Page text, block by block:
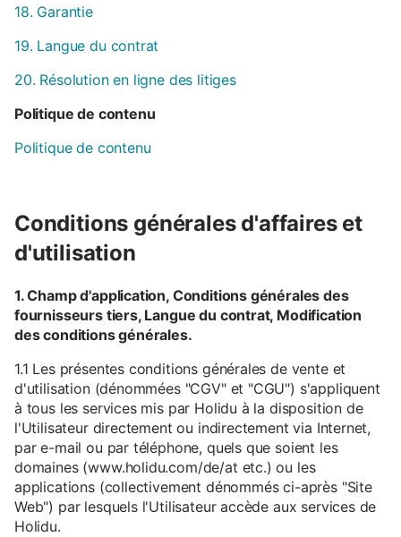
18. Garantie
19. Langue du contrat
20. Résolution en ligne des litiges
Politique de contenu
Politique de contenu
Conditions générales d'affaires et
d'utilisation
1. Champ d'application, Conditions générales des
fournisseurs tiers, Langue du contrat, Modification
des conditions générales.
1.1 Les présentes conditions générales de vente et
d'utilisation (dénommées "CGV" et "CGU") s'appliquent
à tous les services mis par Holidu à la disposition de
l'Utilisateur directement ou indirectement via Internet,
par e-mail ou par téléphone, quels que soient les
domaines (www.holidu.com/de/at etc.) ou les
applications (collectivement dénommés ci-après "Site
Web") par lesquels l'Utilisateur accède aux services de
Holidu.